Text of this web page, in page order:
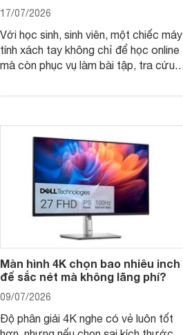
17/07/2026
Với học sinh, sinh viên, một chiếc máy
tính xách tay không chỉ để học online
mà còn phục vụ làm bài tập, tra cứu,
thay vì chỉ so sánh cấu hình trên giấy.
Màn hình 4K chọn bao nhiêu inch
để sắc nét mà không lãng phí?
09/07/2026
Độ phân giải 4K nghe có vẻ luôn tốt